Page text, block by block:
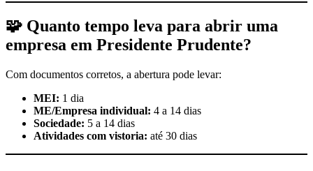
🧩 Quanto tempo leva para abrir uma
empresa em Presidente Prudente?
Com documentos corretos, a abertura pode levar:
MEI: 1 dia
ME/Empresa individual: 4 a 14 dias
Sociedade: 5 a 14 dias
Atividades com vistoria: até 30 dias